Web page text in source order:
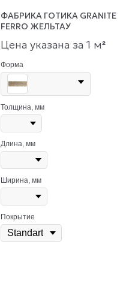
ФАБРИКА ГОТИКА GRANITE
FERRO ЖЕЛЬТАУ
Цена указана за 1 м²
Форма
Толщина, мм
Длина, мм
Ширина, мм
Покрытие